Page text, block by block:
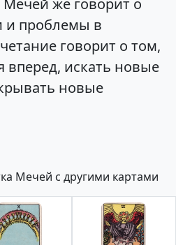
Мечей же говорит о
и проблемы в
говорит о том,
вперед, искать новые
новые
Мечей с другими картами